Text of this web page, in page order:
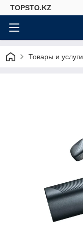
TOPSTO.KZ
Товары и услуги